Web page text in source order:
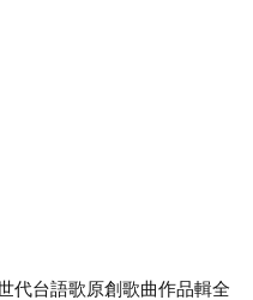
代台語歌原創歌曲作品輯全